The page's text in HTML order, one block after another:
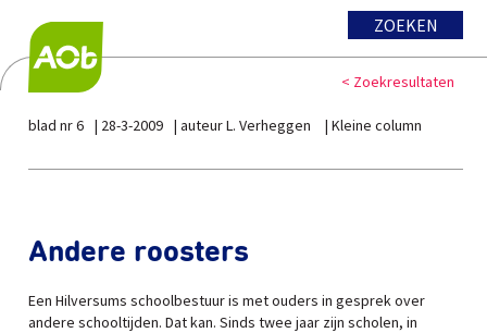
ZOEKEN
< Zoekresultaten
blad nr 6 28-3-2009 auteur L. Verheggen Kleine column
Andere roosters
Een Hilversums schoolbestuur is met ouders in gesprek over
andere schooltijden. Dat kan. Sinds twee jaar zijn scholen, in